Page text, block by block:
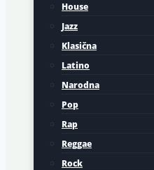
House
Jazz
Klasična
Latino
Narodna
Pop
Rap
Reggae
Rock